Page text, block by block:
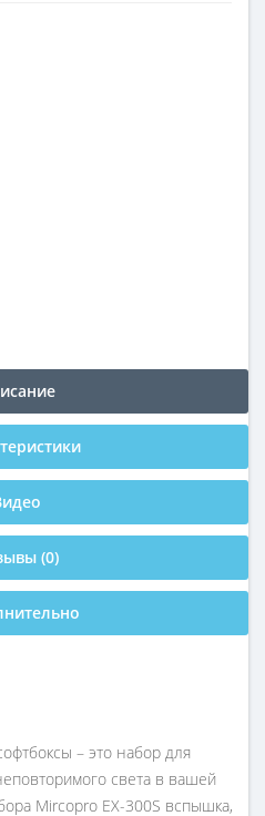
(0)
– это набор для
света в вашей
Mircopro EX-300S вспышка,